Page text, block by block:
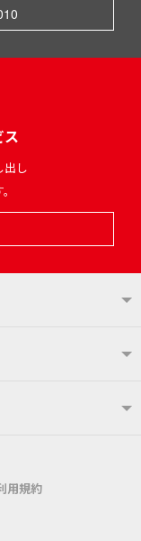
ス
出し
り装置
しサービス
製品
用規約